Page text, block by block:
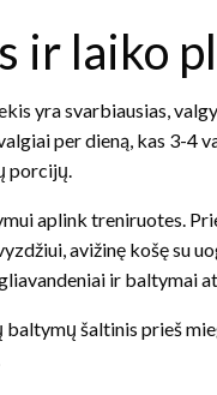
ir laiko
yra svarbiausias,
per dieną, kas 3-4
porcijų.
aplink treniruotes.
avižinę košę su
ir baltymai
šaltinis prieš